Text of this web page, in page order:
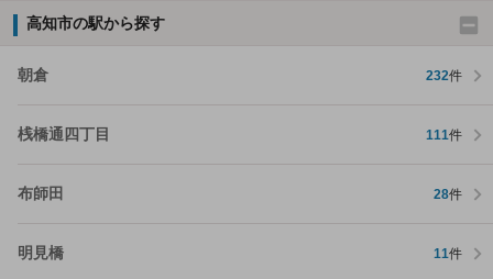
高知市の駅から探す
朝倉 232件
桟橋通四丁目 111件
布師田 28件
明見橋 11件